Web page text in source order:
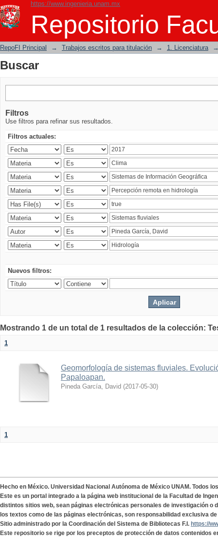
https://www.ingenieria.unam.mx
Repositorio
Buscar
RepoFI Principal → Trabajos escritos para titulación → 1. Licenciatura
Buscar
Filtros
Use filtros para refinar sus resultados.
Filtros actuales:
Nuevos filtros:
Mostrando 1 de un total de 1 resultados de la colección:
1
Geomorfología de sistemas fluviales.
Papaloapan.
Pineda García, David (2017-05-30)
1
Hecho en México. Universidad Nacional Autónoma de México UNAM. Todos
Este es un portal integrado a la página web institucional de la Facultad de
distintos sitios web, sean páginas electrónicas personales de investigación o
los textos como de las páginas electrónicas, son responsabilidad exclusiva
Sitio administrado por la Coordinación del Sistema de Bibliotecas F.I. https://
Este repositorio se rige por los preceptos de protección de datos contenidos